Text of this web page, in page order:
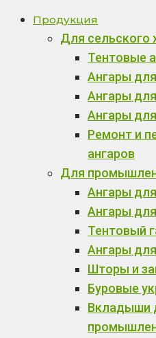
Продукция
Для сельского
Тентовые
Ангары
Ангары
Ангары
Ремонт и
ангаров
Для
Ангары
Ангары
Тентовый
Ангары
Шторы и
Буровые
Вкладыши